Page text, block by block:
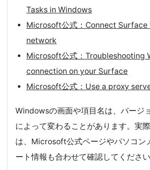
Tasks in Windows
Microsoft公式：Connect Surface
network
Microsoft公式：Troubleshooting
connection on your Surface
Microsoft公式：Use a proxy
Windowsの画面や項目名は、バージ
によって変わることがあります。実
は、Microsoft公式ページやパソコン
ート情報も合わせて確認してください